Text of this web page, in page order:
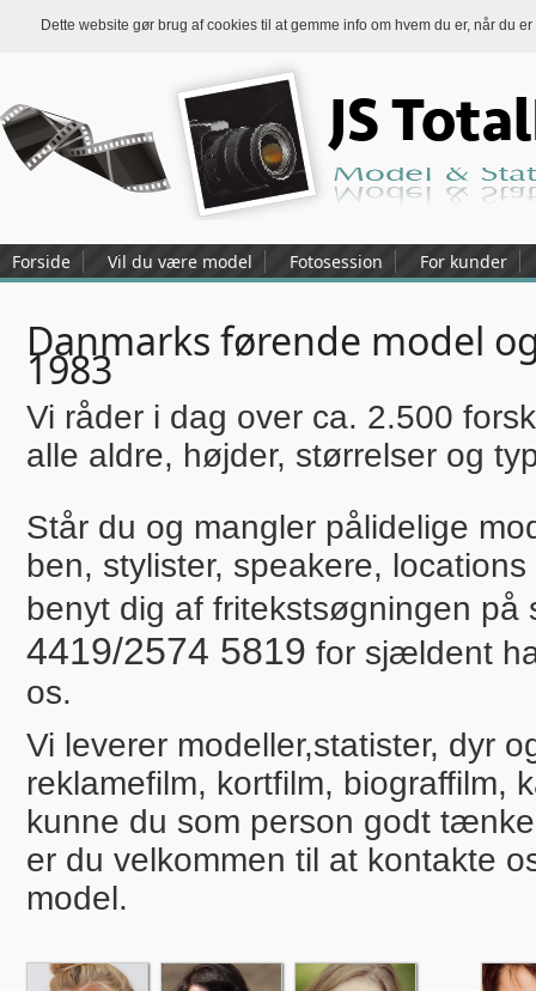
Dette website gør brug af cookies til at gemme info om hvem du er, når du
Forside Vil du være model Fotosession For kunder
Danmarks førende model
1983
Vi råder i dag over ca. 2.500
alle aldre, højder, størrelser og
Står du og mangler pålidelige
ben, stylister, speakere,
benyt dig af fritekstsøgningen
4419/2574 5819 for sjældent
os.
Vi leverer modeller,statister, dyr
reklamefilm, kortfilm, biograffilm,
kunne du som person godt
er du velkommen til at kontakte
model.